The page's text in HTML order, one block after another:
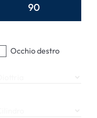
90
Occhio destro